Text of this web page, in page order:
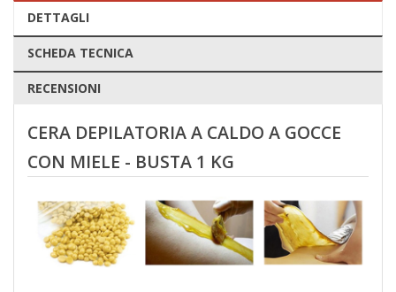
DETTAGLI
SCHEDA TECNICA
RECENSIONI
CERA DEPILATORIA A CALDO A GOCCE
CON MIELE - BUSTA 1 KG